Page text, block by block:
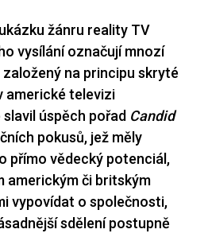
žánru reality TV
vysílání označují mnozí
na principu skryté
americké televizi
úspěch pořad Candid
pokusů, jež měly
přímo vědecký potenciál,
americkým či britským
vypovídat o společnosti,
sdělení postupně